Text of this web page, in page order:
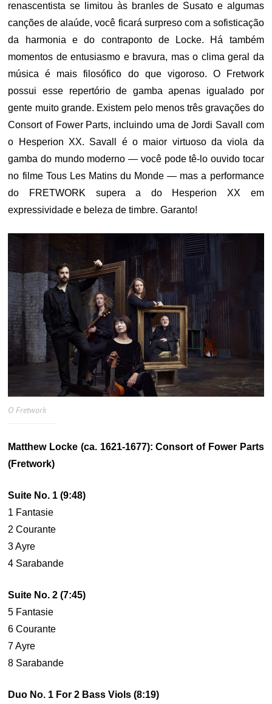
renascentista se limitou às branles de Susato e algumas
canções de alaúde, você ficará surpreso com a sofisticação
da harmonia e do contraponto de Locke. Há também
momentos de entusiasmo e bravura, mas o clima geral da
música é mais filosófico do que vigoroso. O Fretwork
possui esse repertório de gamba apenas igualado por
gente muito grande. Existem pelo menos três gravações do
Consort of Fower Parts, incluindo uma de Jordi Savall com
o Hesperion XX. Savall é o maior virtuoso da viola da
gamba do mundo moderno — você pode tê-lo ouvido tocar
no filme Tous Les Matins du Monde — mas a performance
do FRETWORK supera a do Hesperion XX em
expressividade e beleza de timbre. Garanto!
O Fretwork
Matthew Locke (ca. 1621-1677): Consort of Fower Parts
(Fretwork)
Suite No. 1 (9:48)
1 Fantasie
2 Courante
3 Ayre
4 Sarabande
Suite No. 2 (7:45)
5 Fantasie
6 Courante
7 Ayre
8 Sarabande
Duo No. 1 For 2 Bass Viols (8:19)